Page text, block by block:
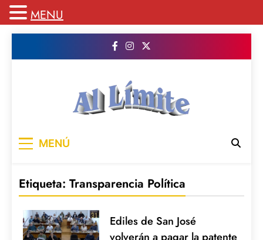
publicamos todo el contenido e informacion
MENÚ
Etiqueta: Transparencia Política
Ediles de San José
MENU